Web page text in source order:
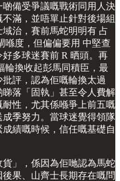
備受爭議嘅戰術同用人決
滿，並唔單止針對後場組
治，賽前馬蛇明明有 占
喺度，但偏偏要用 中堅查
多球迷賽前 R 晒頭。再
輪換收起彭馬同積臣，最
評，認為佢嘅輪換太過
落「固執」甚至令人費解
性，尤其係喺爭上前五嘅
季努力。當球迷覺得領隊
績嘅時候，信任嘅基礎自
」，係因為佢哋認為馬蛇
果、山齊士長期存在嘅問